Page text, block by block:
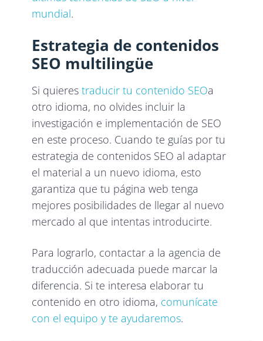
mundial.
Estrategia de contenidos
SEO multilingüe
Si quierestraducir tu contenido SEOa
otro idioma, no olvides incluir la
investigación e implementación de SEO
en este proceso. Cuando te guías por tu
estrategia de contenidos SEO al adaptar
el material a un nuevo idioma, esto
garantiza que tu página web tenga
mejores posibilidades de llegar al nuevo
mercado al que intentas introducirte.
Para lograrlo, contactar a la agencia de
traducción adecuada puede marcar la
diferencia. Si te interesa elaborar tu
contenido en otro idioma, comunícate
con el equipo y te ayudaremos.